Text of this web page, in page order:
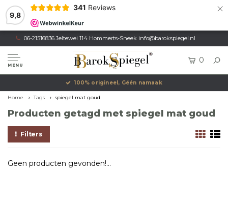
9,8
341 Reviews ×
06-21516836 Jeltewei 114 Hommerts-Sneek info@barokspiegel.nl
MENU
0
100% origineel, Géén namaak
Home Tags spiegel mat goud
Producten getagd met spiegel mat goud
Filters
Geen producten gevonden!...